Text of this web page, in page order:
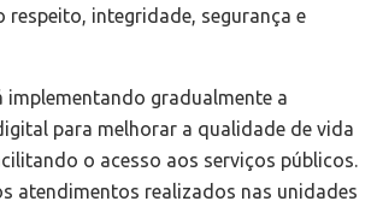
respeito, integridade, segurança e
implementando gradualmente a
para melhorar a qualidade de vida
o acesso aos serviços públicos.
atendimentos realizados nas unidades